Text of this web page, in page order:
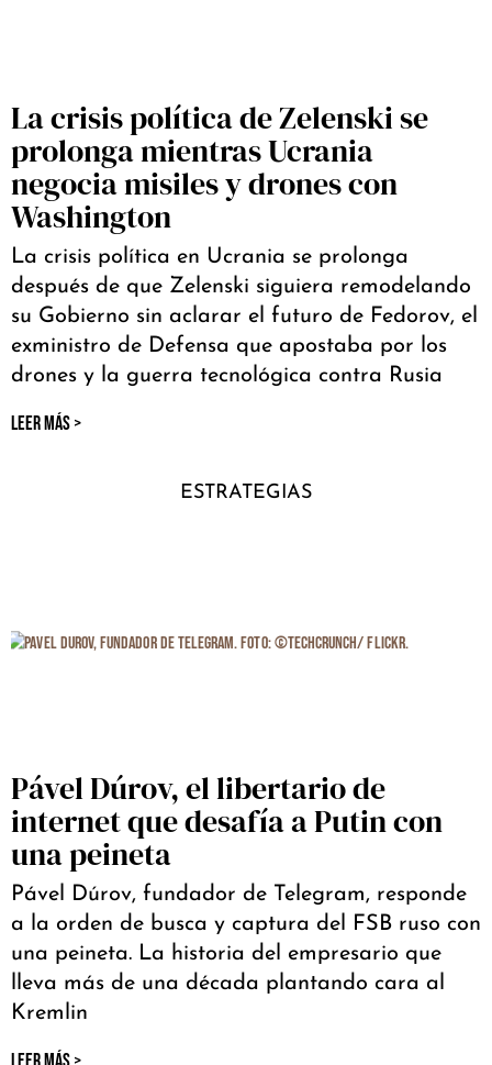
La crisis política de Zelenski se
prolonga mientras Ucrania
negocia misiles y drones con
Washington
La crisis política en Ucrania se prolonga
después de que Zelenski siguiera remodelando
su Gobierno sin aclarar el futuro de Fedorov, el
exministro de Defensa que apostaba por los
drones y la guerra tecnológica contra Rusia
LEER MÁS >
ESTRATEGIAS
Pável Dúrov, el libertario de
internet que desafía a Putin con
una peineta
Pável Dúrov, fundador de Telegram, responde
a la orden de busca y captura del FSB ruso con
una peineta. La historia del empresario que
lleva más de una década plantando cara al
Kremlin